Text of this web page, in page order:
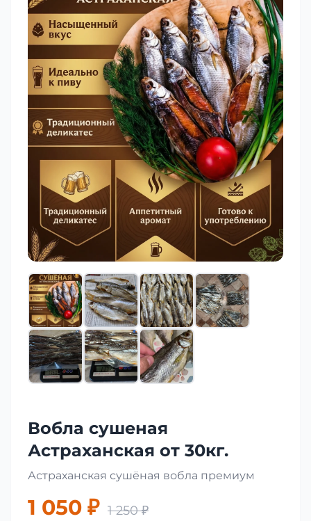
Вобла сушеная
Астраханская от 30кг.
Астраханская сушёная вобла премиум
1 050 ₽ 1 250 ₽